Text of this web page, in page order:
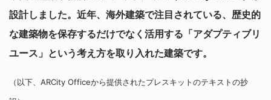
設計しました。近年、海外建築で注目されている、歴史的
な建築物を保存するだけでなく活用する「アダプティブリ
ユース」という考え方を取り入れた建築です。
（以下、ARCity Officeから提供されたプレスキットのテキストの抄